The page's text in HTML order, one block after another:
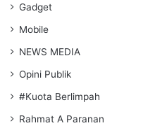
Gadget
Mobile
NEWS MEDIA
Opini Publik
#Kuota Berlimpah
Rahmat A Paranan